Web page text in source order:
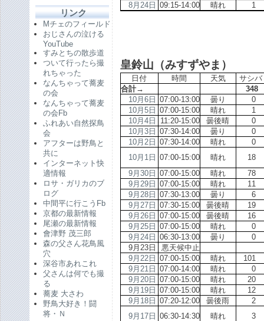
リンク
Mチェのフィールド
おじさんの泣ける
YouTube
すみとちの散歩道
ついて行ったら撮
れちゃった
なんちゃって蕎麦
の会
なんちゃって蕎麦
の会Fb
ふれあい自然探鳥
会
アフターは野鳥と
共に
インターネット快
適情報
ロサ・ガリカのブ
ログ
中間平に行こうFb
京都の最新情報
尾瀬の最新情報
會津野 茂三郎
森の父さん花鳥風
穴
深谷市あれこれ
父さんは何でも撮
る
蕎麦 大さわ
野鳥大好き！闘
将・Ｎ
8月24日 09:15-14:00 晴れ
皇鈴山（みすずやま）
日付 時間 天気
サシバ
合計→
10月6日 07:00-13:00 曇り
10月5日 07:00-15:00 晴れ
10月4日
11:20-15:00 曇後晴
10月3日 07:30-14:00 曇り
10月2日 07:30-14:00 晴れ
10月1日 07:00-15:00 晴れ
9月30日 07:00-15:00 晴れ
9月29日 07:00-15:00 晴れ
9月28日 07:30-13:00 曇り
9月27日 07:30-15:00 曇後晴
9月26日 07:00-15:00 曇後晴
9月25日 07:00-15:00 晴れ
9月24日 06:30-13:00 曇り
9月23日
悪天候中止
9月22日 07:00-15:00 晴れ
9月21日 07:00-14:00 晴れ
9月20日 07:00-15:00 晴れ
9月19日 07:00-15:00 晴れ
9月18日 07:20-12:00 曇後雨
9月17日 06:30-14:30 晴れ